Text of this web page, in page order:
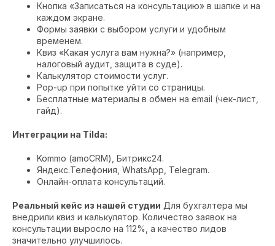
Кнопка «Записаться на консультацию» в шапке и на
каждом экране.
Формы заявки с выбором услуги и удобным
временем.
Квиз «Какая услуга вам нужна?» (например,
налоговый аудит, защита в суде).
Калькулятор стоимости услуг.
Pop-up при попытке уйти со страницы.
Бесплатные материалы в обмен на email (чек-лист,
гайд).
Интеграции на Tilda:
Kommo (amoCRM), Битрикс24.
Яндекс.Телефония, WhatsApp, Telegram.
Онлайн-оплата консультаций.
Реальный кейс из нашей студии Для бухгалтера мы
внедрили квиз и калькулятор. Количество заявок на
консультации выросло на 112%, а качество лидов
значительно улучшилось.